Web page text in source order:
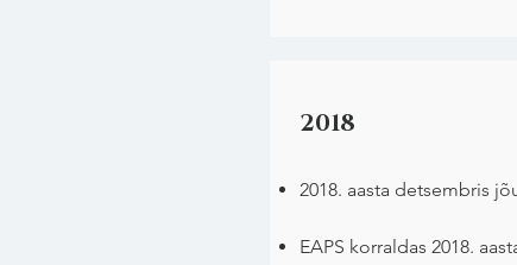
2018
2018. aasta detsembris
EAPS korraldas 2018.